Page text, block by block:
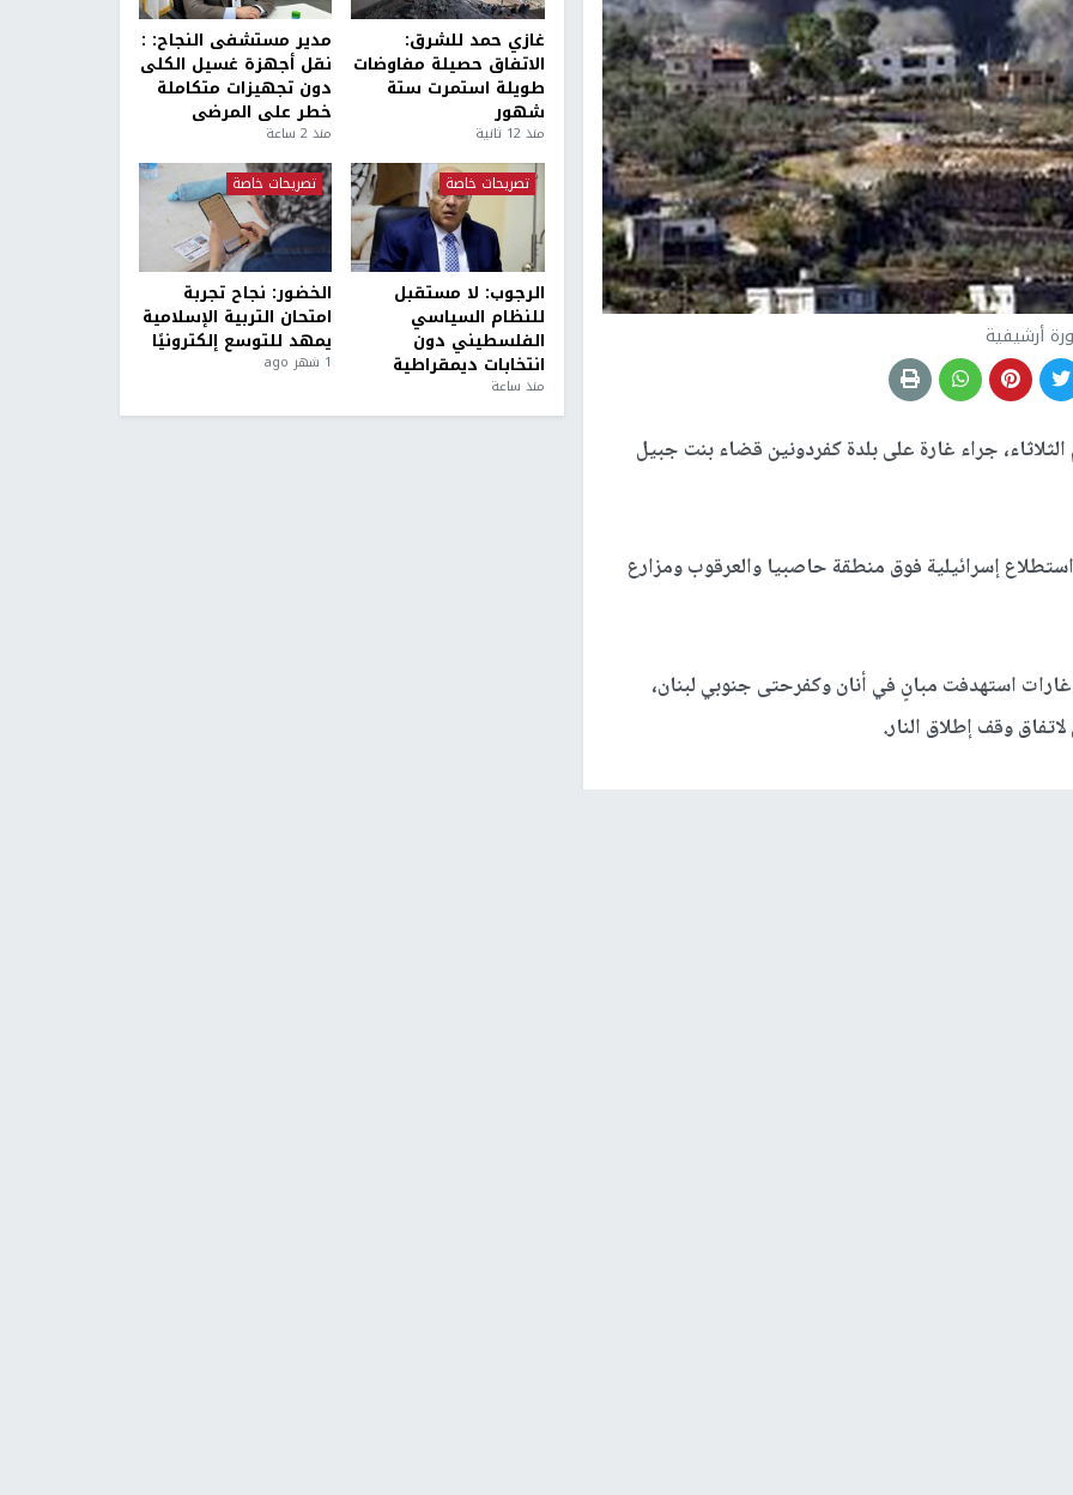
أرشيفية
جراء غارة على بلدة كفردونين قضاء بنت جبيل
إسرائيلية فوق منطقة حاصبيا والعرقوب ومزارع
استهدفت مبانٍ في أنان وكفرحتى جنوبي لبنان،
وقف إطلاق النار.
غازي حمد للشرق:
الاتفاق حصيلة مفاوضات
طويلة استمرت ستة
شهور
منذ 12 ثانية
مدير مستشفى النجاح: :
نقل أجهزة غسيل الكلى
دون تجهيزات متكاملة
خطر على المرضى
منذ 2 ساعة
تصريحات خاصة
الرجوب: لا مستقبل
للنظام السياسي
الفلسطيني دون
انتخابات ديمقراطية
منذ ساعة
تصريحات خاصة
الخضور: نجاح تجربة
امتحان التربية الإسلامية
يمهد للتوسع إلكترونيًا
1 شهر ago